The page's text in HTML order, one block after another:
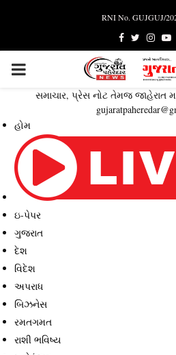
RNI No. GUJGUJ/
Facebook
Twitter
PRIMARY
MENU
સમાચાર, પ્રેસ નોટ તેમજ જાહેરાત
હોમ
ઇ-પેપર
ગુજરાત
દેશ
વિદેશ
અપરાધ
બિઝનેસ
રમતગમત
રાશી ભવિષ્ય